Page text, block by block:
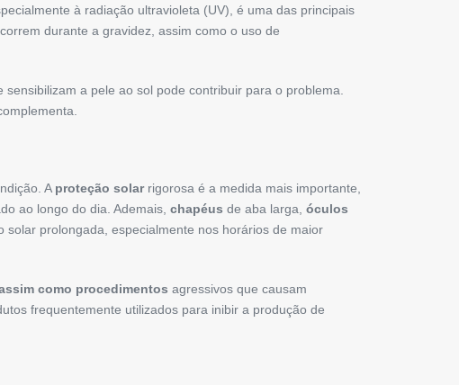
à radiação ultravioleta (UV), é uma das principais
durante a gravidez, assim como o uso de
a pele ao sol pode contribuir para o problema.
A proteção solarrigorosa é a medida mais importante,
ao longo do dia. Ademais, chapéus de aba larga, óculos
prolongada, especialmente nos horários de maior
como procedimentos agressivos que causam
frequentemente utilizados para inibir a produção de